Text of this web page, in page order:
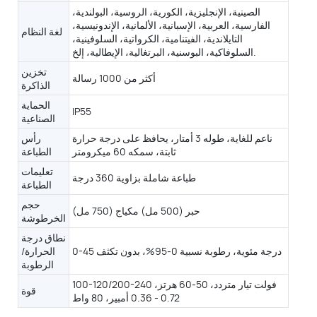
لغة النظام
الصينية، الإنجليزية، الكورية، الروسية، البولندية،
الفارسية، العربية، الإسبانية، الألمانية، الإندونيسية،
التايلاندية، الفيتنامية، الكرواتية، السلوفينية،
السلوفاكية، البوسنية، البرتغالية، الإيطالية، إلخ.
تخزين
الذاكرة
أكثر من 1000 رسالة
الحماية
الصناعية
IP55
رأس
الطباعة
ناعم للغاية، طوله 3 أمتار، يحافظ على درجة حرارة
ثابتة، سمكه 60 ميكرومتر
تعليمات
الطباعة
طباعة شاملة بزاوية 360 درجة
حجم
الخرطوشة
حبر (500 مل) مكياج (750 مل)
نطاق درجة
الحرارة/
الرطوبة
0-45 درجة مئوية، رطوبة نسبية 0-95%، بدون تكثف
قوة
100-120/200-240 فولت تيار متردد، 50-60 هرتز،
0.72 - 0.36 أمبير، 80 واط
قم بالتوصيل بجهاز خارجي، مثل جهاز الكمبيوتر، أو وحدة التحكم المنطقية القابلة للبرمجة (PLC)، أو الماسح الضوئي، أو جهاز فحص الوزن... إلخ.